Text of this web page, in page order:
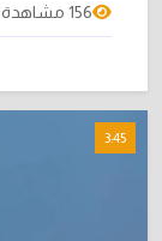
156 مشاهدة
3:45